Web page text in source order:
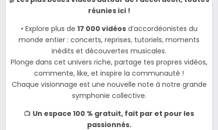
réunies ici !
• Explore plus de 17 000 vidéosd’accordéonistes du
monde entier : concerts, reprises, tutoriels, moments
inédits et découvertes musicales.
Plonge dans cet univers riche, partage tes propres vidéos,
commente, like, et inspire la communauté !
Chaque visionnage est une nouvelle note à notre grande
symphonie collective.
📺 Un espace 100 % gratuit, fait par et pour les
passionnés.